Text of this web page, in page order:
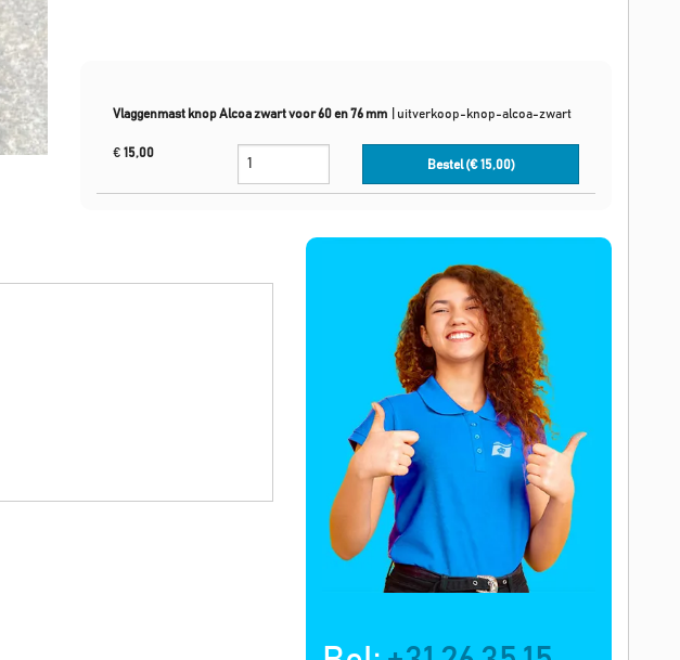
Vlaggenmast knop Alcoa zwart voor 60 en 76 mm uitverkoop-knop-alcoa-zwart
€ 15,00
Bestel (€15,00)